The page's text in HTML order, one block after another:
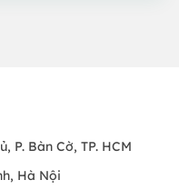
nghỉ trong ánh
gia quyến
P. Bàn Cờ, TP. HCM
Hà Nội